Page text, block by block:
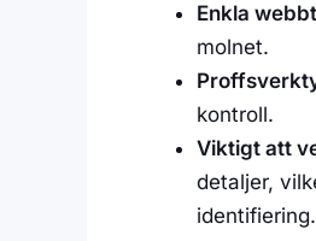
Enkla
molnet.
kontroll.
Viktigt att
detaljer,
identifiering.